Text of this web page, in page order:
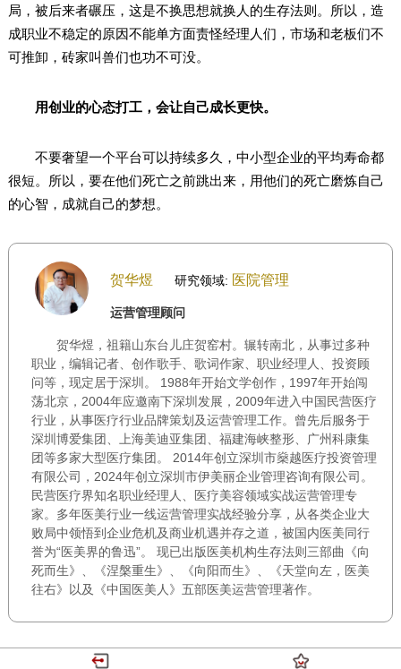
局，被后来者碾压，这是不换思想就换人的生存法则。所以，造
成职业不稳定的原因不能单方面责怪经理人们，市场和老板们不
可推卸，砖家叫兽们也功不可没。
用创业的心态打工，会让自己成长更快。
不要奢望一个平台可以持续多久，中小型企业的平均寿命都
很短。所以，要在他们死亡之前跳出来，用他们的死亡磨炼自己
的心智，成就自己的梦想。
贺华煜 研究领域: 医院管理
运营管理顾问
贺华煜，祖籍山东台儿庄贺窑村。辗转南北，从事过多种
职业，编辑记者、创作歌手、歌词作家、职业经理人、投资顾
问等，现定居于深圳。 1988年开始文学创作，1997年开始闯
荡北京，2004年应邀南下深圳发展，2009年进入中国民营医疗
行业，从事医疗行业品牌策划及运营管理工作。曾先后服务于
深圳博爱集团、上海美迪亚集团、福建海峡整形、广州科康集
团等多家大型医疗集团。 2014年创立深圳市燊越医疗投资管理
有限公司，2024年创立深圳市伊美丽企业管理咨询有限公司。
民营医疗界知名职业经理人、医疗美容领域实战运营管理专
家。多年医美行业一线运营管理实战经验分享，从各类企业大
败局中领悟到企业危机及商业机遇并存之道，被国内医美同行
誉为“医美界的鲁迅”。 现已出版医美机构生存法则三部曲《向
死而生》、《涅槃重生》、《向阳而生》、《天堂向左，医美
往右》以及《中国医美人》五部医美运营管理著作。